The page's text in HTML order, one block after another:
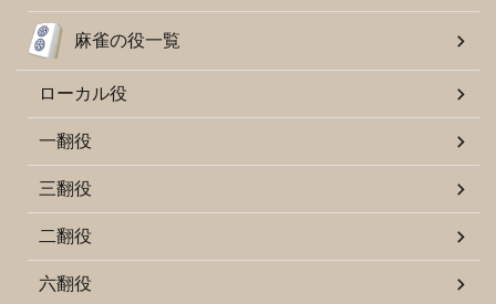
麻雀の役一覧
ローカル役
一翻役
三翻役
二翻役
六翻役